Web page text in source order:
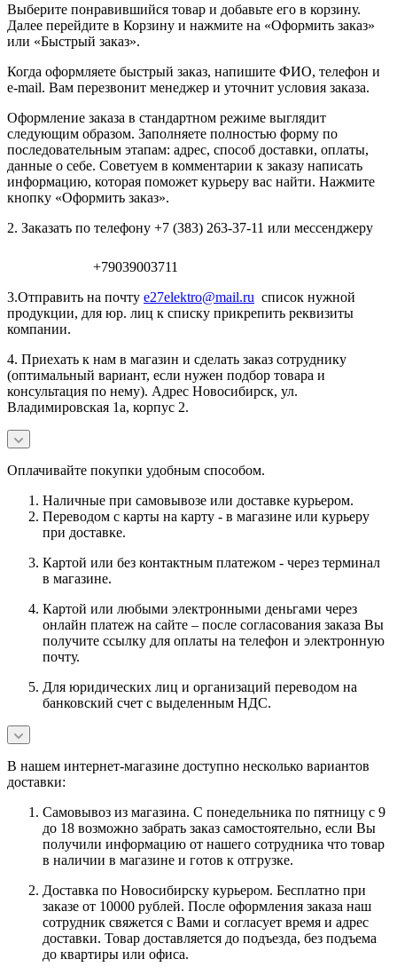
Выберите понравившийся товар и добавьте его в корзину.
Далее перейдите в Корзину и нажмите на «Оформить заказ»
или «Быстрый заказ».
Когда оформляете быстрый заказ, напишите ФИО, телефон и
e-mail. Вам перезвонит менеджер и уточнит условия заказа.
Оформление заказа в стандартном режиме выглядит
следующим образом. Заполняете полностью форму по
последовательным этапам: адрес, способ доставки, оплаты,
данные о себе. Советуем в комментарии к заказу написать
информацию, которая поможет курьеру вас найти. Нажмите
кнопку «Оформить заказ».
2. Заказать по телефону +7 (383) 263-37-11 или мессенджеру
+79039003711
3.Отправить на почту e27elektro@mail.ru список нужной
продукции, для юр. лиц к списку прикрепить реквизиты
компании.
4. Приехать к нам в магазин и сделать заказ сотруднику
(оптимальный вариант, если нужен подбор товара и
консультация по нему). Адрес Новосибирск, ул.
Владимировская 1а, корпус 2.
Оплачивайте покупки удобным способом.
Наличные при самовывозе или доставке курьером.
Переводом с карты на карту - в магазине или курьеру
при доставке.
Картой или без контактным платежом - через терминал
в магазине.
Картой или любыми электронными деньгами через
онлайн платеж на сайте – после согласования заказа Вы
получите ссылку для оплаты на телефон и электронную
почту.
Для юридических лиц и организаций переводом на
банковский счет с выделенным НДС.
В нашем интернет-магазине доступно несколько вариантов
доставки:
Самовывоз из магазина. С понедельника по пятницу с 9
до 18 возможно забрать заказ самостоятельно, если Вы
получили информацию от нашего сотрудника что товар
в наличии в магазине и готов к отгрузке.
Доставка по Новосибирску курьером. Бесплатно при
заказе от 10000 рублей. После оформления заказа наш
сотрудник свяжется с Вами и согласует время и адрес
доставки. Товар доставляется до подъезда, без подъема
до квартиры или офиса.